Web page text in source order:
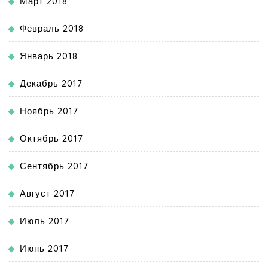
Февраль 2018
Январь 2018
Декабрь 2017
Ноябрь 2017
Октябрь 2017
Сентябрь 2017
Август 2017
Июль 2017
Июнь 2017